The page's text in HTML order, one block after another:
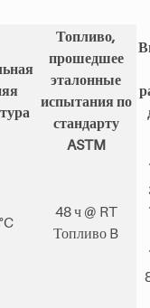
Топливо,
прошедшее
эталонные
испытания по
стандарту
ASTM
48 ч @ RT
Топливо B